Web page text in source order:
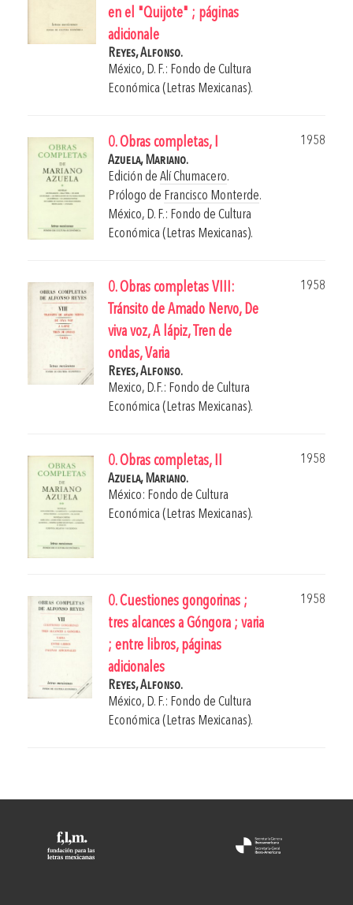
en el "Quijote" ; páginas
adicionale
Reyes, Alfonso.
México, D. F.: Fondo de Cultura
Económica (Letras Mexicanas).
0. Obras completas, I
1958
Azuela, Mariano.
Edición de Alí Chumacero.
Prólogo de Francisco Monterde.
México, D. F.: Fondo de Cultura
Económica (Letras Mexicanas).
0. Obras completas VIII:
Tránsito de Amado Nervo, De
viva voz, A lápiz, Tren de
ondas, Varia
1958
Reyes, Alfonso.
Mexico, D.F.: Fondo de Cultura
Económica (Letras Mexicanas).
0. Obras completas, II
1958
Azuela, Mariano.
México: Fondo de Cultura
Económica (Letras Mexicanas).
0. Cuestiones gongorinas ;
tres alcances a Góngora ; varia
; entre libros, páginas
adicionales
1958
Reyes, Alfonso.
México, D. F.: Fondo de Cultura
Económica (Letras Mexicanas).